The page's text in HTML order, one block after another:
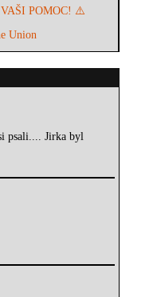
POMOC! ⚠️
Union
psali.... Jirka byl